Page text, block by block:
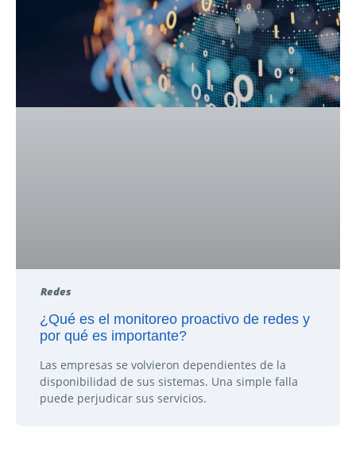
Redes
¿Qué es el monitoreo proactivo de redes y
por qué es importante?
Las empresas se volvieron dependientes de la
disponibilidad de sus sistemas. Una simple falla
puede perjudicar sus servicios.